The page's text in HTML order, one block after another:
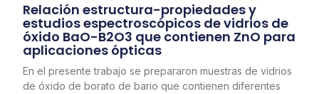
Relación estructura-propiedades y
estudios espectroscópicos de vidrios de
óxido BaO-B2O3 que contienen ZnO para
aplicaciones ópticas
En el presente trabajo se prepararon muestras de vidrios
de óxido de borato de bario que contienen diferentes